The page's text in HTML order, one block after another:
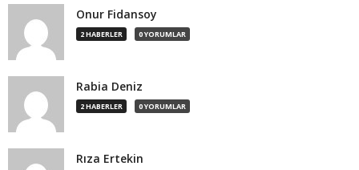
Onur Fidansoy
2 HABERLER 0 YORUMLAR
Rabia Deniz
2 HABERLER 0 YORUMLAR
Rıza Ertekin